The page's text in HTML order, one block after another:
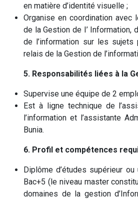
en matière d’identité visuelle ;
Organise en coordination avec
de la Gestion de I’
de l’information sur les
relais de la Gestion de
5. Responsabilités liées à la
Supervise une équipe de 2
Est à ligne technique de
l’information et l’assistante
Bunia.
6. Profil et compétences
Diplôme d’études supérieur
Bac+5 (le niveau master
domaines de la gestion